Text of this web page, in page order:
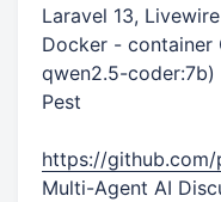
Laravel 13,
Docker - container
qwen2.5-coder:7b)
Pest
https://
Multi-Agent AI